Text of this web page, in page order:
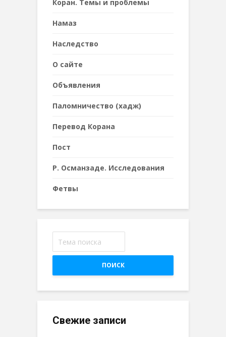
Коран. Темы и проблемы
Намаз
Наследствo
О сайте
Объявления
Паломничество (хадж)
Перевод Корана
Пост
Р. Османзаде. Исследования
Фетвы
ПОИСК
Свежие записи